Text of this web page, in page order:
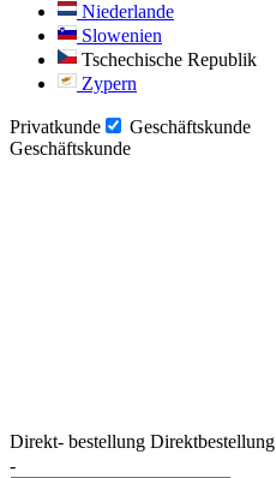
Niederlande
Slowenien
Tschechische Republik
Zypern
Privatkunde
Geschäftskunde
Geschäftskunde
Direkt- bestellung Direktbestellung
-